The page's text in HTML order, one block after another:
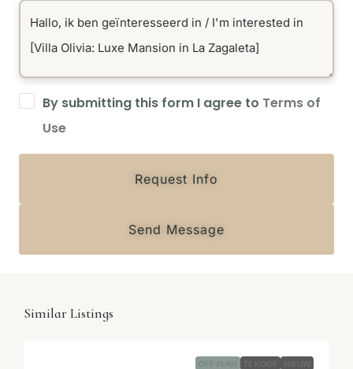
By submitting this form I agree to Terms of
Use
Request Info
Send Message
Similar Listings
OFF-PLAN TE KOOP NIEUW